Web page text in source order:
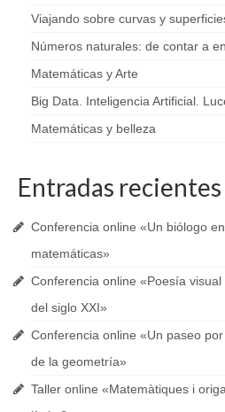
Exposición de Fotografía
Conferencias
Talleres
Prensa
Mathcitymap
Viajando sobre curvas y
Números naturales: de contar a
Matemáticas y Arte
Big Data. Inteligencia Artificial.
Matemáticas y belleza
Entradas recientes
Conferencia online «Un biólogo
matemáticas»
Conferencia online «Poesía
del siglo XXI»
Conferencia online «Un paseo
de la geometría»
Taller online «Matemàtiques i